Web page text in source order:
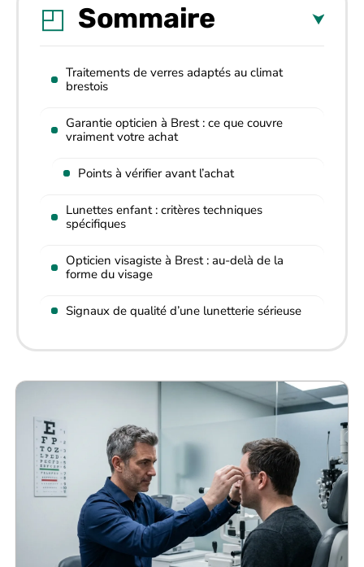
Sommaire
Traitements de verres adaptés au climat
brestois
Garantie opticien à Brest : ce que couvre
vraiment votre achat
Points à vérifier avant l’achat
Lunettes enfant : critères techniques
spécifiques
Opticien visagiste à Brest : au-delà de la
forme du visage
Signaux de qualité d’une lunetterie sérieuse